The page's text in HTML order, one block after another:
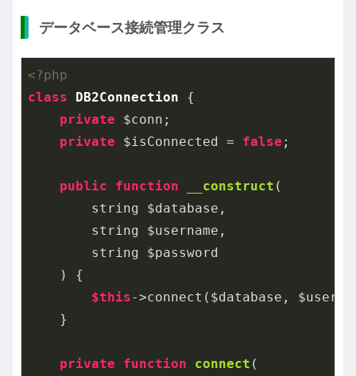
データベース接続管理クラス
<?php
class
DB2Connection
{
private $conn;
private $isConnected = false ;
public function __construct (
        string $database,
        string $username,
        string $password
    )
{
$this->connect($database,
    }
private function connect (